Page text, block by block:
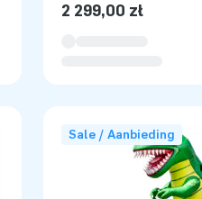
2 299,00 zł
Sale / Aanbieding